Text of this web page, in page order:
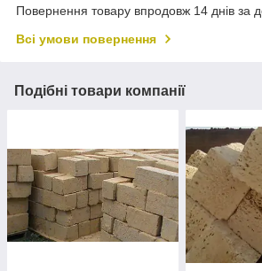
Повернення товару впродовж 14 днів за
Всі умови повернення
Подібні товари компанії